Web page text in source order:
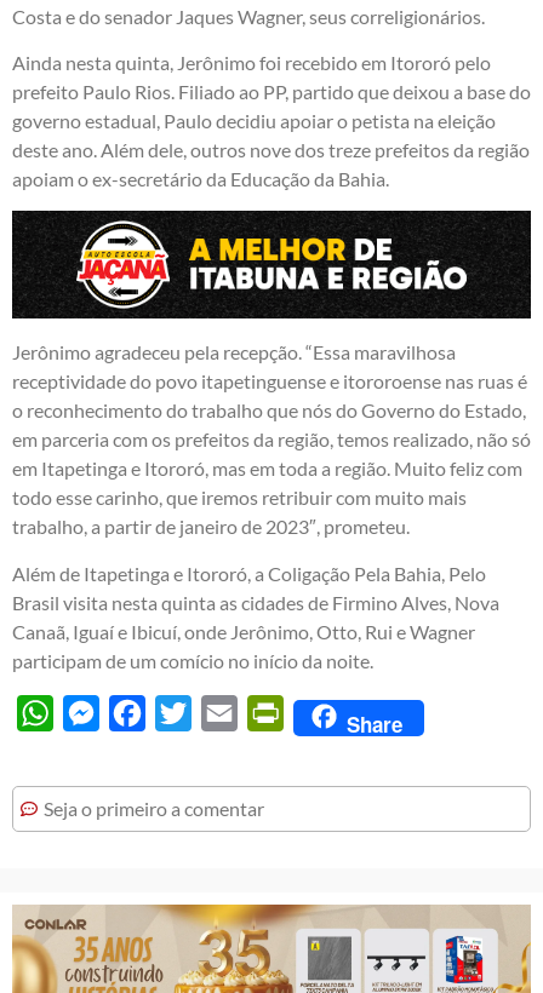
Costa e do senador Jaques Wagner, seus correligionários.
Ainda nesta quinta, Jerônimo foi recebido em Itororó pelo
prefeito Paulo Rios. Filiado ao PP, partido que deixou a base do
governo estadual, Paulo decidiu apoiar o petista na eleição
deste ano. Além dele, outros nove dos treze prefeitos da região
apoiam o ex-secretário da Educação da Bahia.
Jerônimo agradeceu pela recepção. “Essa maravilhosa
receptividade do povo itapetinguense e itororoense nas ruas é
o reconhecimento do trabalho que nós do Governo do Estado,
em parceria com os prefeitos da região, temos realizado, não só
em Itapetinga e Itororó, mas em toda a região. Muito feliz com
todo esse carinho, que iremos retribuir com muito mais
trabalho, a partir de janeiro de 2023″, prometeu.
Além de Itapetinga e Itororó, a Coligação Pela Bahia, Pelo
Brasil visita nesta quinta as cidades de Firmino Alves, Nova
Canaã, Iguaí e Ibicuí, onde Jerônimo, Otto, Rui e Wagner
participam de um comício no início da noite.
WhatsAppMessengerFacebook
Twitter Email PrintFriendly
Share
Seja o primeiro a comentar